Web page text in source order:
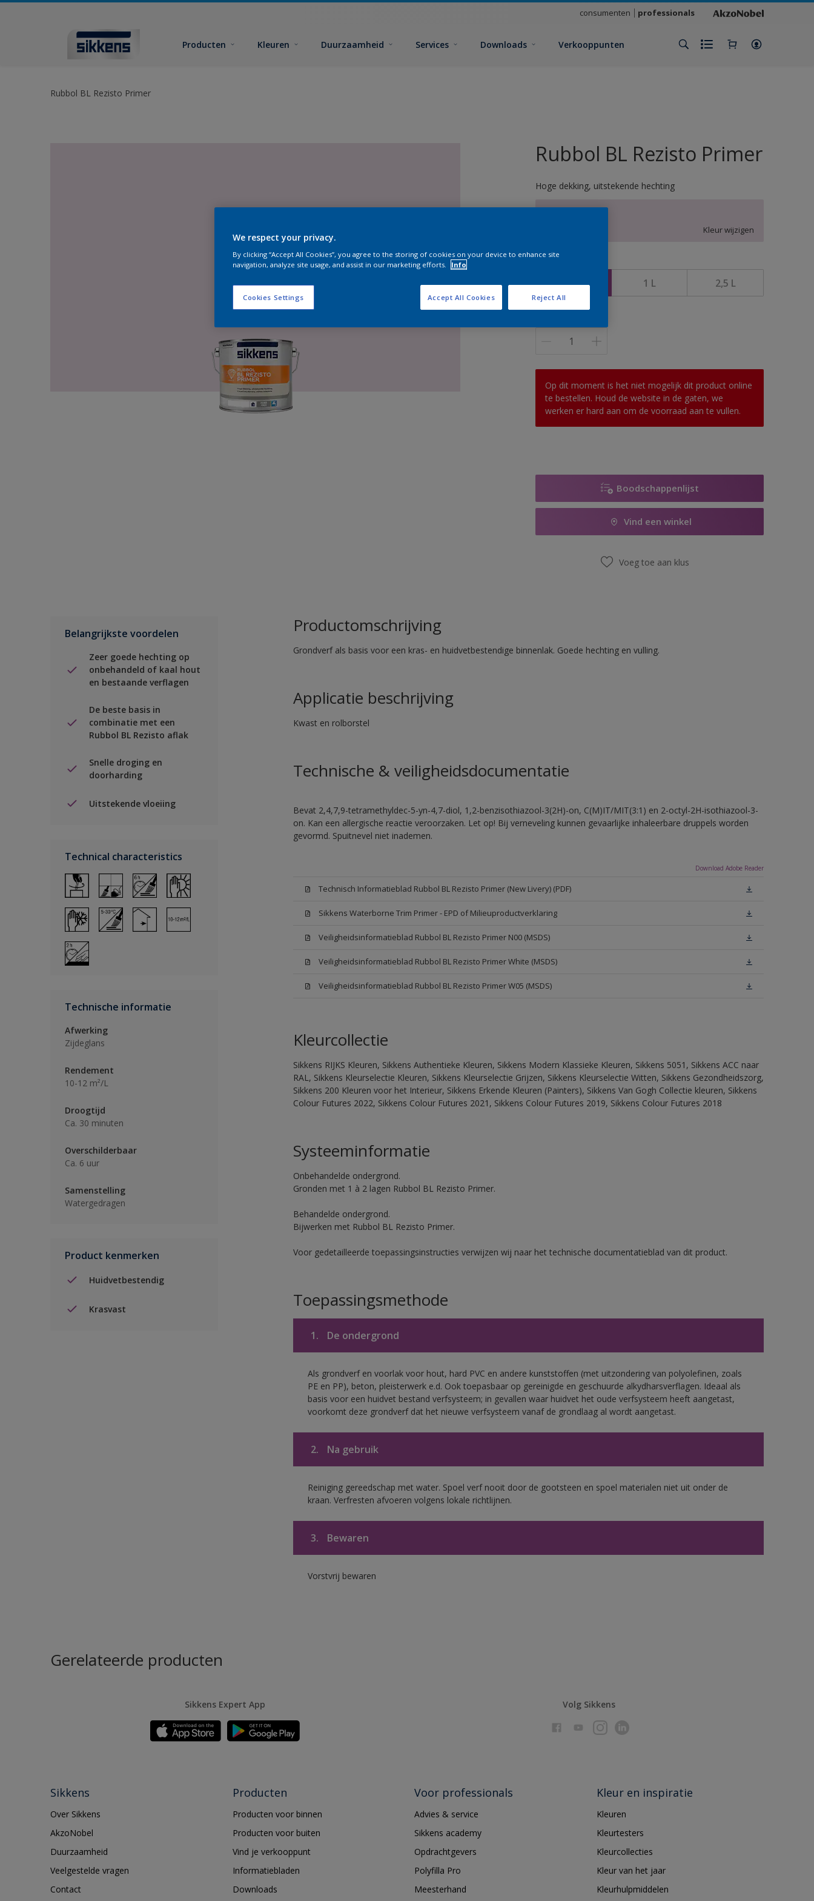
consumenten professionals
Producten Kleuren Duurzaamheid Services Downloads Verkooppunten
Rubbol BL Rezisto Primer
Rubbol BL Rezisto Primer
Hoge dekking, uitstekende hechting
Kleur wijzigen
0,5 L 1 L 2,5 L
Op dit moment is het niet mogelijk dit product online
te bestellen. Houd de website in de gaten, we
werken er hard aan om de voorraad aan te vullen.
Boodschappenlijst
Vind een winkel
Voeg toe aan klus
Belangrijkste voordelen
Zeer goede hechting op
onbehandeld of kaal hout
en bestaande verflagen
De beste basis in
combinatie met een
Rubbol BL Rezisto aflak
Snelle droging en
doorharding
Uitstekende vloeiing
Technical characteristics
Technische informatie
Afwerking
Zijdeglans
Rendement
10-12 m²/L
Droogtijd
Ca. 30 minuten
Overschilderbaar
Ca. 6 uur
Samenstelling
Watergedragen
Product kenmerken
Huidvetbestendig
Krasvast
Productomschrijving
Grondverf als basis voor een kras- en huidvetbestendige binnenlak. Goede hechting en vulling.
Applicatie beschrijving
Kwast en rolborstel
Technische & veiligheidsdocumentatie
Bevat 2,4,7,9-tetramethyldec-5-yn-4,7-diol, 1,2-benzisothiazool-3(2H)-on, C(M)IT/MIT(3:1) en 2-octyl-2H-isothiazool-3-
on. Kan een allergische reactie veroorzaken. Let op! Bij verneveling kunnen gevaarlijke inhaleerbare druppels worden
gevormd. Spuitnevel niet inademen.
Download Adobe Reader
Technisch Informatieblad Rubbol BL Rezisto Primer (New Livery) (PDF)
Sikkens Waterborne Trim Primer - EPD of Milieuproductverklaring
Veiligheidsinformatieblad Rubbol BL Rezisto Primer N00 (MSDS)
Veiligheidsinformatieblad Rubbol BL Rezisto Primer White (MSDS)
Veiligheidsinformatieblad Rubbol BL Rezisto Primer W05 (MSDS)
Kleurcollectie
Sikkens RIJKS Kleuren, Sikkens Authentieke Kleuren, Sikkens Modern Klassieke Kleuren, Sikkens 5051, Sikkens ACC naar
RAL, Sikkens Kleurselectie Kleuren, Sikkens Kleurselectie Grijzen, Sikkens Kleurselectie Witten, Sikkens Gezondheidszorg,
Sikkens 200 Kleuren voor het Interieur, Sikkens Erkende Kleuren (Painters), Sikkens Van Gogh Collectie kleuren, Sikkens
Colour Futures 2022, Sikkens Colour Futures 2021, Sikkens Colour Futures 2019, Sikkens Colour Futures 2018
Systeeminformatie
Onbehandelde ondergrond.
Gronden met 1 à 2 lagen Rubbol BL Rezisto Primer.
Behandelde ondergrond.
Bijwerken met Rubbol BL Rezisto Primer.
Voor gedetailleerde toepassingsinstructies verwijzen wij naar het technische documentatieblad van dit product.
Toepassingsmethode
1. De ondergrond
Als grondverf en voorlak voor hout, hard PVC en andere kunststoffen (met uitzondering van polyolefinen, zoals
PE en PP), beton, pleisterwerk e.d. Ook toepasbaar op gereinigde en geschuurde alkydharsverflagen. Ideaal als
basis voor een huidvet bestand verfsysteem; in gevallen waar huidvet het oude verfsysteem heeft aangetast,
voorkomt deze grondverf dat het nieuwe verfsysteem vanaf de grondlaag al wordt aangetast.
2. Na gebruik
Reiniging gereedschap met water. Spoel verf nooit door de gootsteen en spoel materialen niet uit onder de
kraan. Verfresten afvoeren volgens lokale richtlijnen.
3. Bewaren
Vorstvrij bewaren
Gerelateerde producten
Sikkens Expert App Volg Sikkens
Sikkens
Over Sikkens
AkzoNobel
Duurzaamheid
Veelgestelde vragen
Contact
Producten
Producten voor binnen
Producten voor buiten
Vind je verkooppunt
Informatiebladen
Downloads
Voor professionals
Advies & service
Sikkens academy
Opdrachtgevers
Polyfilla Pro
Meesterhand
Kleur en inspiratie
Kleuren
Kleurtesters
Kleurcollecties
Kleur van het jaar
Kleurhulpmiddelen
We respect your privacy.
By clicking “Accept All Cookies”, you agree to the storing of cookies on your device to enhance site
navigation, analyze site usage, and assist in our marketing efforts.
Info
Cookies Settings Reject All
Accept All Cookies